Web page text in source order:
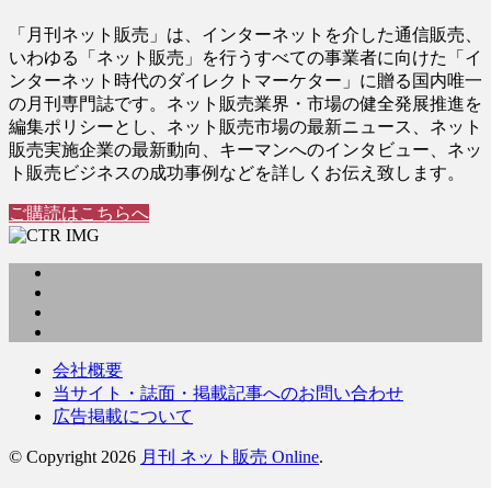
「月刊ネット販売」は、インターネットを介した通信販売、
いわゆる「ネット販売」を行うすべての事業者に向けた「イ
ンターネット時代のダイレクトマーケター」に贈る国内唯一
の月刊専門誌です。ネット販売業界・市場の健全発展推進を
編集ポリシーとし、ネット販売市場の最新ニュース、ネット
販売実施企業の最新動向、キーマンへのインタビュー、ネッ
ト販売ビジネスの成功事例などを詳しくお伝え致します。
ご購読はこちらへ
会社概要
当サイト・誌面・掲載記事へのお問い合わせ
広告掲載について
© Copyright 2026 月刊 ネット販売 Online.